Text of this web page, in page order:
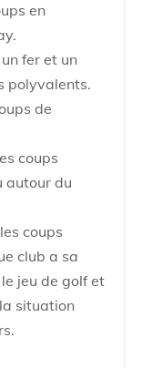
en
fer et un
polyvalents.
de
coups
autour du
coups
club a sa
jeu de golf et
situation